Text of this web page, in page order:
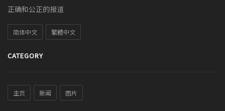
正确和公正的报道
简体中文 繁體中文
CATEGORY
主页 新闻 图片